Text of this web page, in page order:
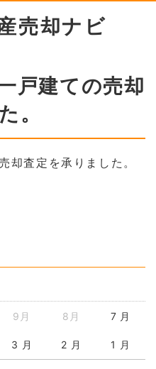
売却ナビ
戸建ての売却
。
却査定を承りました。
9月 8月 7 月
3 月 2 月 1 月